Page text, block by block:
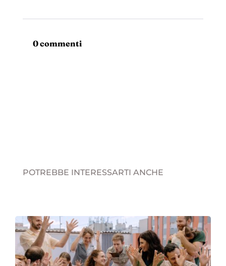
0 commenti
POTREBBE INTERESSARTI ANCHE